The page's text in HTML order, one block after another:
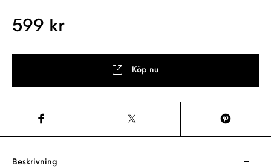
599 kr
Köp nu
Beskrivning